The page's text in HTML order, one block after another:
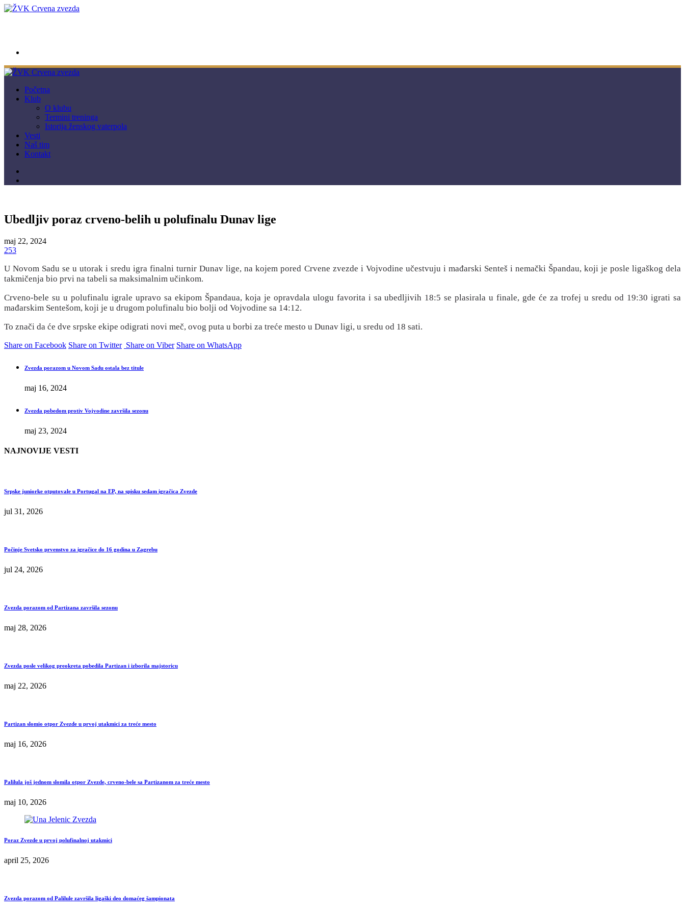
Početna
Klub
O klubu
Termini treninga
Istorija ženskog vaterpola
Vesti
Naš tim
Kontakt
Ubedljiv poraz crveno-belih u polufinalu Dunav lige
maj 22, 2024
253
U Novom Sadu se u utorak i sredu igra finalni turnir Dunav lige, na kojem pored Crvene zvezde i Vojvodine učestvuju i mađarski Senteš i nemački Špandau, koji je posle ligaškog dela
takmičenja bio prvi na tabeli sa maksimalnim učinkom.
Crveno-bele su u polufinalu igrale upravo sa ekipom Špandaua, koja je opravdala ulogu favorita i sa ubedljivih 18:5 se plasirala u finale, gde će za trofej u sredu od 19:30 igrati sa
mađarskim Sentešom, koji je u drugom polufinalu bio bolji od Vojvodine sa 14:12.
To znači da će dve srpske ekipe odigrati novi meč, ovog puta u borbi za treće mesto u Dunav ligi, u sredu od 18 sati.
Share on Facebook Share on Twitter Share on Viber Share on WhatsApp
Zvezda porazom u Novom Sadu ostala bez titule
maj 16, 2024
Zvezda pobedom protiv Vojvodine završila sezonu
maj 23, 2024
NAJNOVIJE VESTI
Srpske juniorke otputovale u Portugal na EP, na spisku sedam igračica Zvezde
jul 31, 2026
Počinje Svetsko prvenstvo za igračice do 16 godina u Zagrebu
jul 24, 2026
Zvezda porazom od Partizana završila sezonu
maj 28, 2026
Zvezda posle velikog preokreta pobedila Partizan i izborila majstoricu
maj 22, 2026
Partizan slomio otpor Zvezde u prvoj utakmici za treće mesto
maj 16, 2026
Palilula još jednom slomila otpor Zvezde, crveno-bele sa Partizanom za treće mesto
maj 10, 2026
Poraz Zvezde u prvoj polufinalnoj utakmici
april 25, 2026
Zvezda porazom od Palilule završila ligaški deo domaćeg šampionata